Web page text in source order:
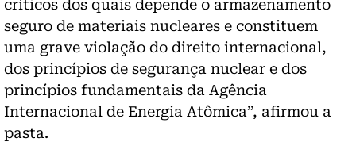
críticos dos quais depende o armazenamento
seguro de materiais nucleares e constituem
uma grave violação do direito internacional,
dos princípios de segurança nuclear e dos
princípios fundamentais da Agência
Internacional de Energia Atômica”, afirmou a
pasta.